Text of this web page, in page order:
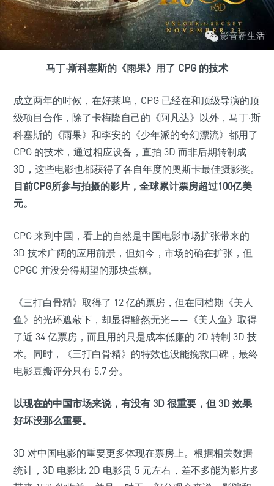
马丁·斯科塞斯的《雨果》用了 CPG 的技术
成立两年的时候，在好莱坞，CPG 已经在和顶级导演的顶
级项目合作，除了卡梅隆自己的《阿凡达》以外，马丁·斯
科塞斯的《雨果》和李安的《少年派的奇幻漂流》都用了
CPG 的技术，通过相应设备，直拍 3D 而非后期转制成
3D，这些电影也都获得了各自年度的奥斯卡最佳摄影奖。
目前CPG所参与拍摄的影片，全球累计票房超过100亿美
元。
CPG 来到中国，看上的自然是中国电影市场扩张带来的
3D 技术广阔的应用前景，但如今，市场的确在扩张，但
CPGC 并没分得期望的那块蛋糕。
《三打白骨精》取得了 12 亿的票房，但在同档期《美人
鱼》的光环遮蔽下，却显得黯然无光——《美人鱼》取得
了近 34 亿票房，而且用的只是成本低廉的 2D 转制 3D 技
术。同时，《三打白骨精》的特效也没能挽救口碑，最终
电影豆瓣评分只有 5.7 分。
以现在的中国市场来说，有没有 3D 很重要，但 3D 效果
好坏没那么重要。
3D 对中国电影的重要更多体现在票房上。根据相关数据
统计，3D 电影比 2D 电影贵 5 元左右，差不多能为影片多